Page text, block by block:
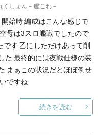
くしょん－艦これ－
始時 編成はこんな感じで
母は3スロ艦戦でしたので
す 乙にしただけあって削
た 最終的には夜戦仕様の装
まぁこの状況だとほぼ倒せ
ですね
続きを読む